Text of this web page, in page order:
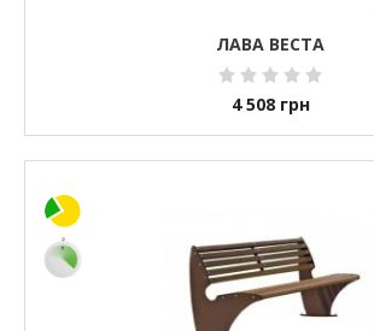
ЛАВА ВЕСТА
4 508 грн